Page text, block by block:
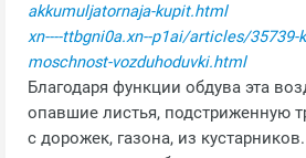
akkumuljatornaja-kupit.html
xn----ttbgni0a.xn--p1ai/articles/35739-
moschnost-vozduhoduvki.html
Благодаря функции обдува эта
опавшие листья, подстриженную
с дорожек, газона, из